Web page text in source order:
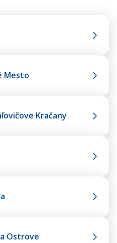
Mesto
Kračany
Ostrove